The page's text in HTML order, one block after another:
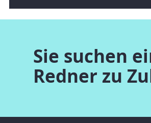
Automatisierung - der nächste
Sie suchen
Redner zu